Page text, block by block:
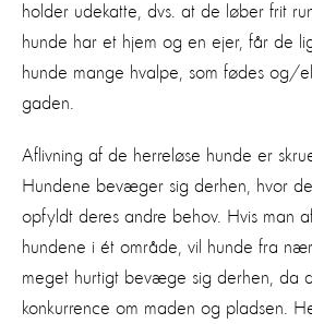
holder udekatte, dvs. at de løber frit
hunde har et hjem og en ejer, får de
hunde mange hvalpe, som fødes og/
gaden.
Aflivning af de herreløse hunde er
Hundene bevæger sig derhen, hvor
opfyldt deres andre behov. Hvis man
hundene i ét område, vil hunde fra
meget hurtigt bevæge sig derhen, da
konkurrence om maden og pladsen.